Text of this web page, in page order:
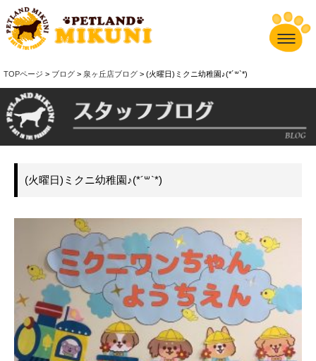
TOPページ > ブログ > 泉ヶ丘店ブログ > (火曜日)ミクニ幼稚園♪(*´꒳`*)
(火曜日)ミクニ幼稚園♪(*´꒳`*)